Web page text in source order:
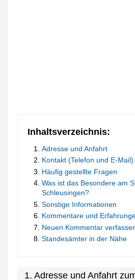
Inhaltsverzeichnis:
Adresse und Anfahrt
Kontakt (Telefon und E-Mail)
Häufig gestellte Fragen
Was ist das Besondere am
Schleusingen?
Sonstige Informationen
Kommentare und
Neuen Kommentar
Standesämter in der Nähe
1. Adresse und Anfahrt